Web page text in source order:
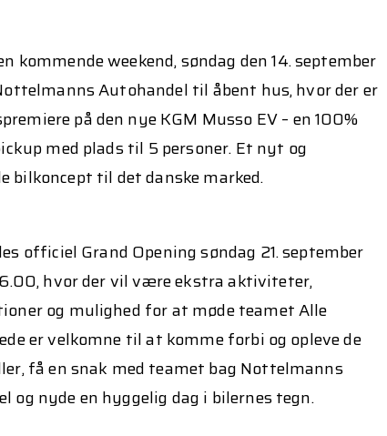
kommende weekend, søndag den 14. september
Autohandel til åbent hus, hvor der er
på den nye KGM Musso EV – en 100%
med plads til 5 personer. Et nyt og
bilkoncept til det danske marked.
officiel Grand Opening søndag 21. september
hvor der vil være ekstra aktiviteter,
og mulighed for at møde teamet Alle
er velkomne til at komme forbi og opleve de
få en snak med teamet bag Nottelmanns
og nyde en hyggelig dag i bilernes tegn.